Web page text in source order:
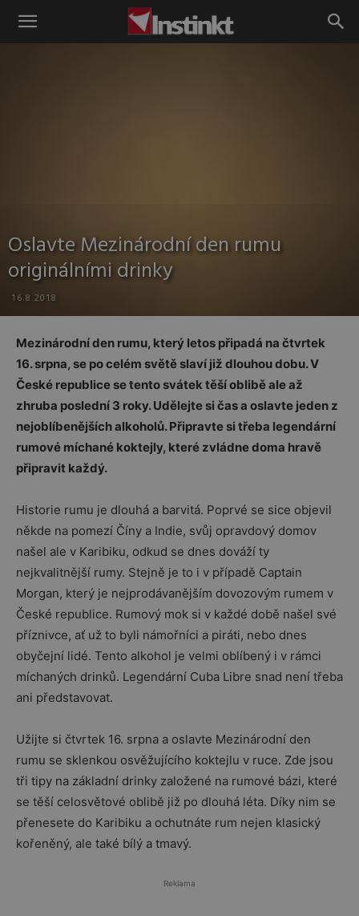
Instinkt
Oslavte Mezinárodní den rumu
originálními drinky
16.8.2018
Mezinárodní den rumu, který letos připadá na čtvrtek
16. srpna, se po celém světě slaví již dlouhou dobu. V
České republice se tento svátek těší oblibě ale až
zhruba poslední 3 roky. Udělejte si čas a oslavte jeden z
nejoblíbenějších alkoholů. Připravte si třeba legendární
rumové míchané koktejly, které zvládne doma hravě
připravit každý.
Historie rumu je dlouhá a barvitá. Poprvé se sice objevil
někde na pomezí Číny a Indie, svůj opravdový domov
našel ale v Karibiku, odkud se dnes dováží ty
nejkvalitnější rumy. Stejně je to i v případě Captain
Morgan, který je nejprodávanějším dovozovým rumem v
České republice. Rumový mok si v každé době našel své
příznivce, ať už to byli námořníci a piráti, nebo dnes
obyčejní lidé. Tento alkohol je velmi oblíbený i v rámci
míchaných drinků. Legendární Cuba Libre snad není třeba
ani představovat.
Užijte si čtvrtek 16. srpna a oslavte Mezinárodní den
rumu se sklenkou osvěžujícího koktejlu v ruce. Zde jsou
tři tipy na základní drinky založené na rumové bázi, které
se těší celosvětové oblibě již po dlouhá léta. Díky nim se
přenesete do Karibiku a ochutnáte rum nejen klasický
kořeněný, ale také bílý a tmavý.
Reklama